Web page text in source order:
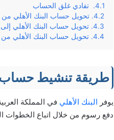
تفادي غلق الحساب
تحويل حساب البنك الأهلي
تحويل حساب البنك الأهلي
تحويل حساب البنك الأهلي
طريقة تنشيط حساب
يوفر البنك الأهلي في المملكة
دفع رسوم من خلال اتباع الخطوات